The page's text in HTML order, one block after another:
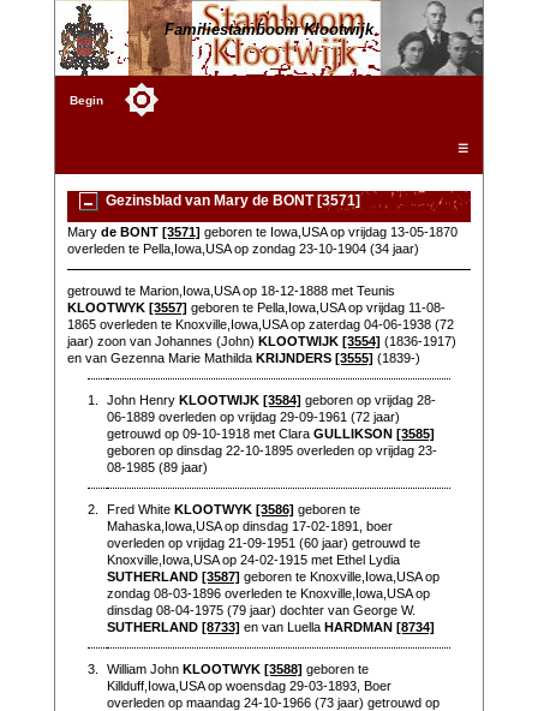
Familiestamboom Klootwijk
Begin
☰
Gezinsblad van Mary de BONT [3571]
Mary de BONT [3571] geboren te Iowa,USA op vrijdag 13-05-1870
overleden te Pella,Iowa,USA op zondag 23-10-1904 (34 jaar)
getrouwd te Marion,Iowa,USA op 18-12-1888 met Teunis
KLOOTWYK [3557] geboren te Pella,Iowa,USA op vrijdag 11-08-
1865 overleden te Knoxville,Iowa,USA op zaterdag 04-06-1938 (72
jaar) zoon van Johannes (John) KLOOTWIJK [3554] (1836-1917)
en van Gezenna Marie Mathilda KRIJNDERS [3555] (1839-)
1. John HenryKLOOTWIJK [3584] geboren op vrijdag 28-
06-1889 overleden op vrijdag 29-09-1961 (72 jaar)
getrouwd op 09-10-1918 met ClaraGULLIKSON [3585]
geboren op dinsdag 22-10-1895 overleden op vrijdag 23-
08-1985 (89 jaar)
2. Fred WhiteKLOOTWYK [3586] geboren te
Mahaska,Iowa,USA op dinsdag 17-02-1891, boer
overleden op vrijdag 21-09-1951 (60 jaar) getrouwd te
Knoxville,Iowa,USA op 24-02-1915 met Ethel Lydia
SUTHERLAND [3587] geboren te Knoxville,Iowa,USA op
zondag 08-03-1896 overleden te Knoxville,Iowa,USA op
dinsdag 08-04-1975 (79 jaar) dochter van George W.
SUTHERLAND [8733] en van LuellaHARDMAN [8734]
3. William JohnKLOOTWYK [3588] geboren te
Killduff,Iowa,USA op woensdag 29-03-1893, Boer
overleden op maandag 24-10-1966 (73 jaar) getrouwd op